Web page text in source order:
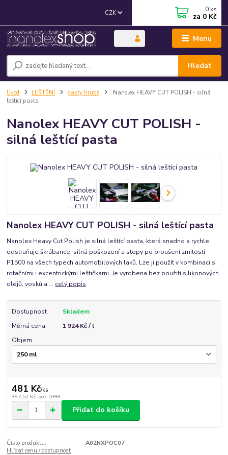
Menu
CZK
Hledat
0 ks
za 0 Kč
Úvod LEŠTĚNÍ pasty hrubé
Nanolex HEAVY CUT POLISH - silná
leštící pasta
Nanolex HEAVY CUT POLISH -
silná leštící pasta
Nanolex HEAVY CUT POLISH - silná leštící pasta
Nanolex Heavy Cut Polish je silná leštící pasta, která snadno a rychle
odstraňuje škrábance, silná poškození a stopy po broušení zrnitosti
P1500 na všech typech automobilových laků. Lze ji použít v kombinaci s
rotačními i excentrickými leštičkami. Je vyrobena bez použití silikonových
olejů, vosků a ... celý popis
Dostupnost
Skladem
Měrná cena
1 924 Kč / l
Objem
481 Kč/ks
397,52 Kč bez DPH
Přidat do košíku
Číslo produktu:
A02NXPOC07
Hlídat cenu / dostupnost